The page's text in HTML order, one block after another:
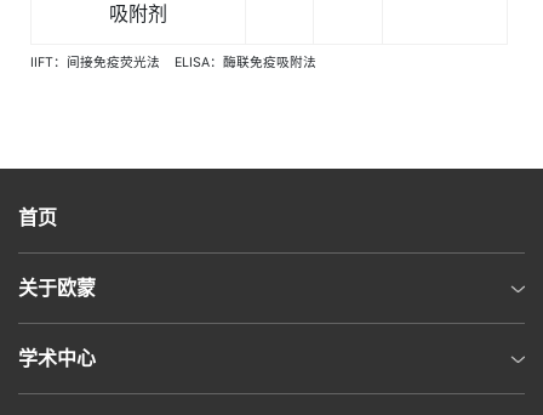
吸附剂
IIFT：间接免疫荧光法 ELISA：酶联免疫吸附法
首页
关于欧蒙
学术中心